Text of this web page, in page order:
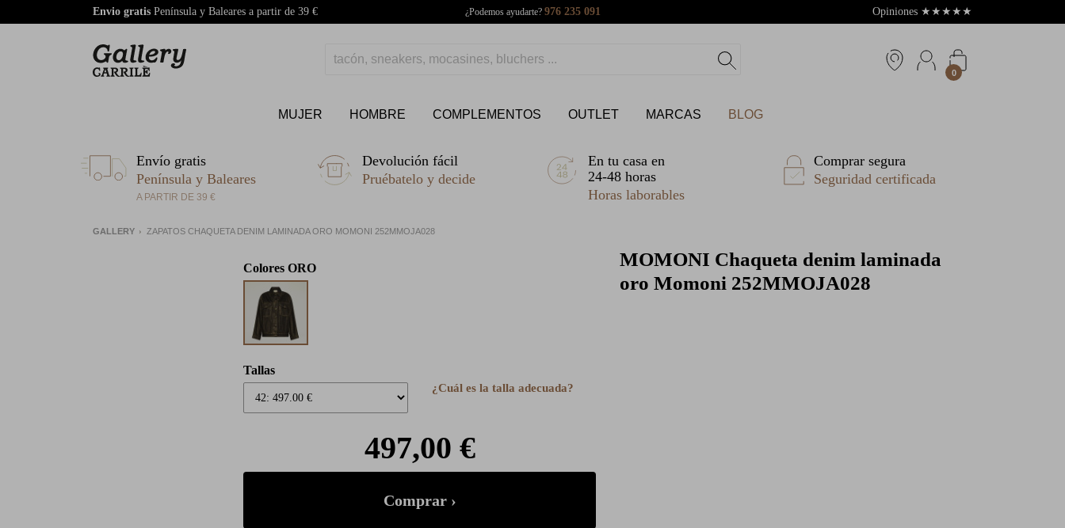
Envio gratis Península y Baleares a partir de 39 € ¿Podemos ayudarte? 976 235 091 Opiniones ★ ★ ★ ★ ★
0
MUJER HOMBRE COMPLEMENTOS OUTLET MARCAS BLOG
Envío gratis
Península y Baleares
A PARTIR DE 39 €
Devolución fácil
Pruébatelo y decide
En tu casa en
24-48 horas
Horas laborables
Comprar segura
Seguridad certificada
GALLERY ZAPATOS CHAQUETA DENIM LAMINADA ORO MOMONI 252MMOJA028
MOMONI Chaqueta denim laminada
oro Momoni 252MMOJA028
Colores ORO
Tallas
¿Cuál es la talla adecuada?
497,00 €